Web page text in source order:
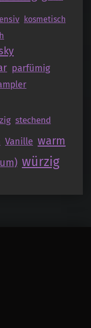
kosmetisch
parfümig
stechend
Vanille warm
würzig